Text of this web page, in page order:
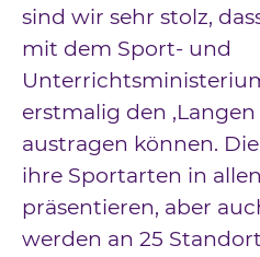
sind wir sehr stolz,
mit dem Sport- und
erstmalig den ‚Langen
austragen können.
ihre Sportarten in
präsentieren, aber
werden an 25